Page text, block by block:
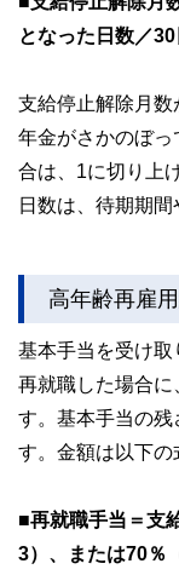
となった日数／30
支給停止解除月
年金がさかのぼ
合は、1に切り上
日数は、待期期間
高年齢再雇
基本手当を受け取
再就職した場合に
す。基本手当の残
す。金額は以下の
■再就職手当＝支
3）、または70％